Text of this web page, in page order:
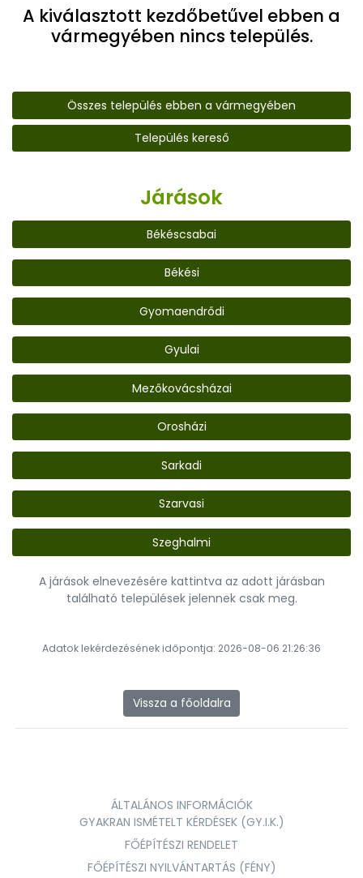
A kiválasztott kezdőbetűvel ebben a
vármegyében nincs település.
Összes település ebben a vármegyében
Település kereső
Járások
Békéscsabai
Békési
Gyomaendrődi
Gyulai
Mezőkovácsházai
Orosházi
Sarkadi
Szarvasi
Szeghalmi
A járások elnevezésére kattintva az adott járásban
található települések jelennek csak meg.
Adatok lekérdezésének időpontja: 2026-08-06 21:26:36
Vissza a főoldalra
ÁLTALÁNOS INFORMÁCIÓK
GYAKRAN ISMÉTELT KÉRDÉSEK (GY.I.K.)
FŐÉPÍTÉSZI RENDELET
FŐÉPÍTÉSZI NYILVÁNTARTÁS (FÉNY)